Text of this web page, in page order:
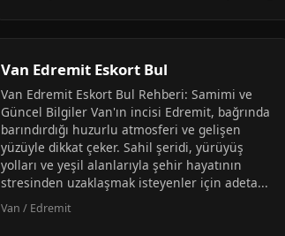
Van Edremit Eskort Bul
Van Edremit Eskort Bul Rehberi: Samimi ve
Güncel Bilgiler Van'ın incisi Edremit, bağrında
barındırdığı huzurlu atmosferi ve gelişen
yüzüyle dikkat çeker. Sahil şeridi, yürüyüş
yolları ve yeşil alanlarıyla şehir hayatının
stresinden uzaklaşmak isteyenler için adeta...
Van / Edremit